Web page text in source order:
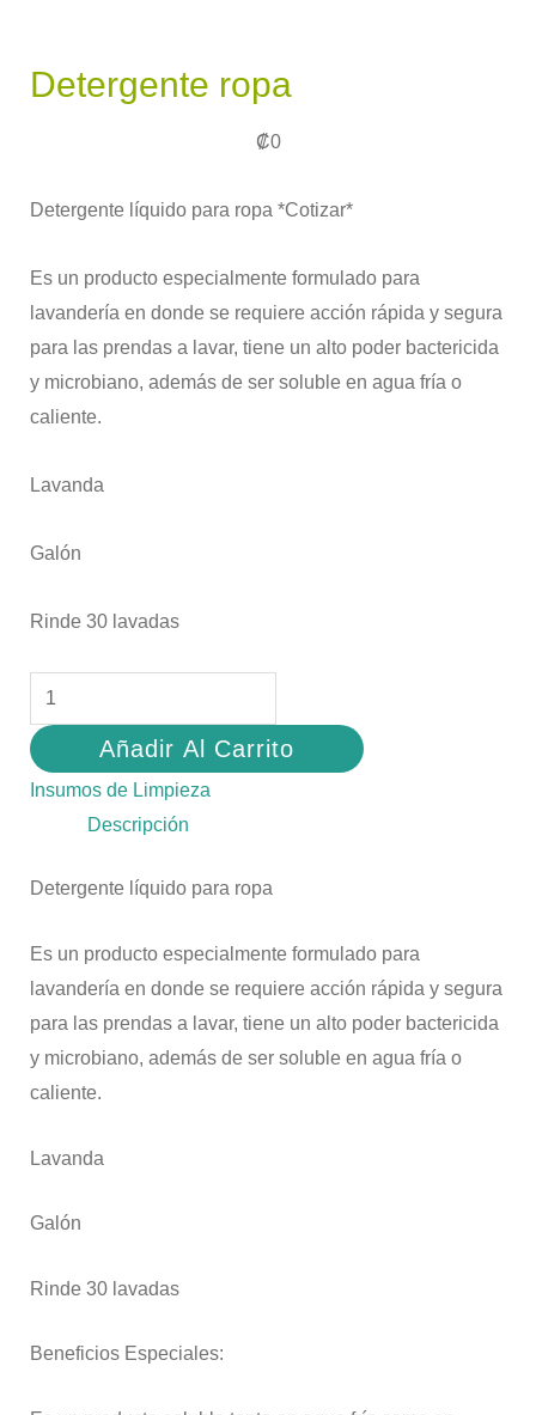
Detergente ropa
₡0
Detergente líquido para ropa *Cotizar*
Es un producto especialmente formulado para
lavandería en donde se requiere acción rápida y segura
para las prendas a lavar, tiene un alto poder bactericida
y microbiano, además de ser soluble en agua fría o
caliente.
Lavanda
Galón
Rinde 30 lavadas
Añadir Al Carrito
Insumos de Limpieza
Descripción
Detergente líquido para ropa
Es un producto especialmente formulado para
lavandería en donde se requiere acción rápida y segura
para las prendas a lavar, tiene un alto poder bactericida
y microbiano, además de ser soluble en agua fría o
caliente.
Lavanda
Galón
Rinde 30 lavadas
Beneficios Especiales: